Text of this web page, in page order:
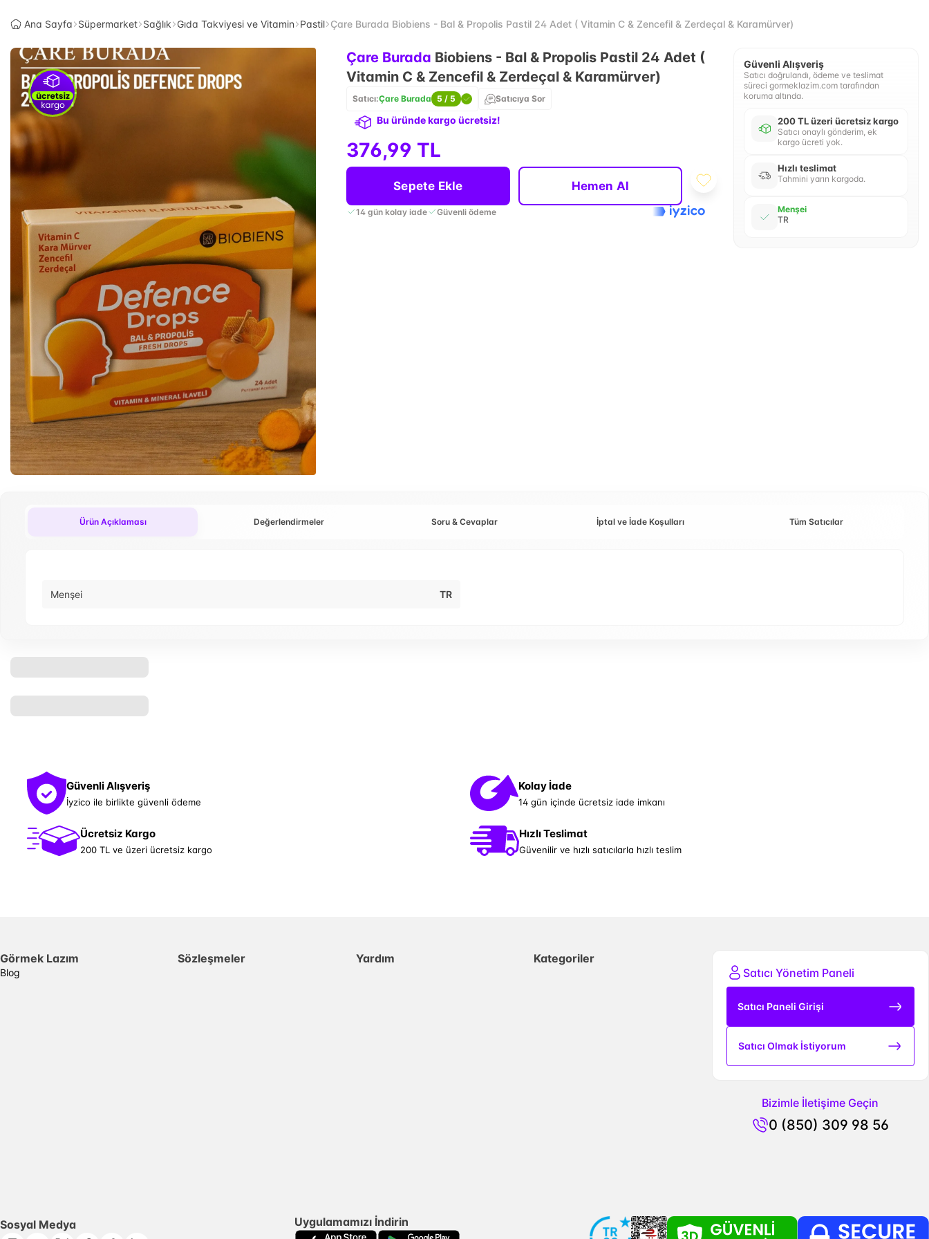
Ana Sayfa Süpermarket Sağlık Gıda Takviyesi ve Vitamin Pastil Çare Burada Biobiens - Bal & Propolis Pastil 24 Adet ( Vitamin C & Zencefil & Zerdeçal & Karamürver)
Çare Burada Biobiens - Bal & Propolis Pastil 24 Adet (
Vitamin C & Zencefil & Zerdeçal & Karamürver)
Satıcı:Çare Burada 5 / 5 Satıcıya Sor
Bu üründe kargo ücretsiz!
376,99 TL
Sepete Ekle Hemen Al
14 gün kolay iade Güvenli ödeme
Güvenli Alışveriş
Satıcı doğrulandı, ödeme ve teslimat
süreci gormeklazim.com tarafından
koruma altında.
200 TL üzeri ücretsiz kargo
Satıcı onaylı gönderim, ek
kargo ücreti yok.
Hızlı teslimat
Tahmini yarın kargoda.
Menşei
TR
Ürün Açıklaması Değerlendirmeler Soru & Cevaplar İptal ve İade Koşulları Tüm Satıcılar
Menşei TR
Güvenli Alışveriş
İyzico ile birlikte güvenli ödeme
Kolay İade
14 gün içinde ücretsiz iade imkanı
Ücretsiz Kargo
200 TL ve üzeri ücretsiz kargo
Hızlı Teslimat
Güvenilir ve hızlı satıcılarla hızlı teslim
Görmek Lazım
Blog
Sözleşmeler Yardım
Kategoriler
Satıcı Yönetim Paneli
Satıcı Paneli Girişi
Satıcı Olmak İstiyorum
Bizimle İletişime Geçin
0 (850) 309 98 56
Sosyal Medya Uygulamamızı İndirin